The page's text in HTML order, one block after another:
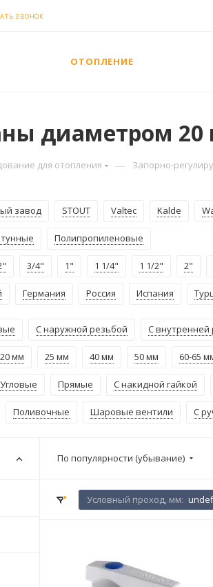
ЗВОНОК
ОТОПЛЕНИЕ
диаметром
для отопления — Запорно-
завод STOUT Valtec Kalde
Полипропиленовые
3/4" 1" 1 1/4" 1 1/2" 2"
Германия Россия Испания
С наружной резьбой С внутренней
20 мм 25 мм 40 мм 50 мм 60-65
Угловые Прямые С накидной гайкой
Поливочные Шаровые вентили С
По популярности (убывание)
Условный проход, мм: